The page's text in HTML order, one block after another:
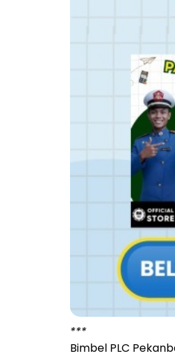
***
Bimbel PLC